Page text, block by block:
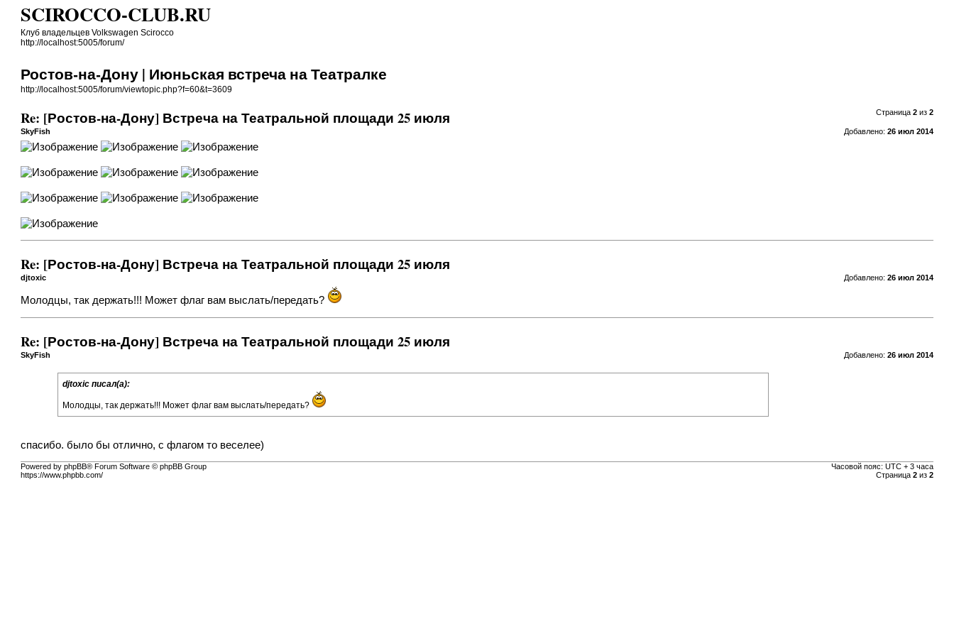
SCIROCCO-CLUB.RU
Клуб владельцев Volkswagen Scirocco
http://localhost:5005/forum/
Ростов-на-Дону | Июньская встреча на Театралке
http://localhost:5005/forum/viewtopic.php?f=60&t=3609
Страница 2из 2
Re: [Ростов-на-Дону] Встреча на Театральной площади 25 июля
Добавлено: 26 июл 2014
SkyFish
Re: [Ростов-на-Дону] Встреча на Театральной площади 25 июля
Добавлено: 26 июл 2014
djtoxic
Молодцы, так держать!!! Можетфлаг вам выслать/передать?
Re: [Ростов-на-Дону] Встреча на Театральной площади 25 июля
Добавлено: 26 июл 2014
SkyFish
djtoxic писал(а):
Молодцы, так держать!!! Может флагвам выслать/передать?
спасибо. было бы отлично, с флагом то веселее)
Часовой пояс: UTC + 3 часа
Страница 2из 2
Powered by phpBB® Forum Software © phpBB Group
https://www.phpbb.com/